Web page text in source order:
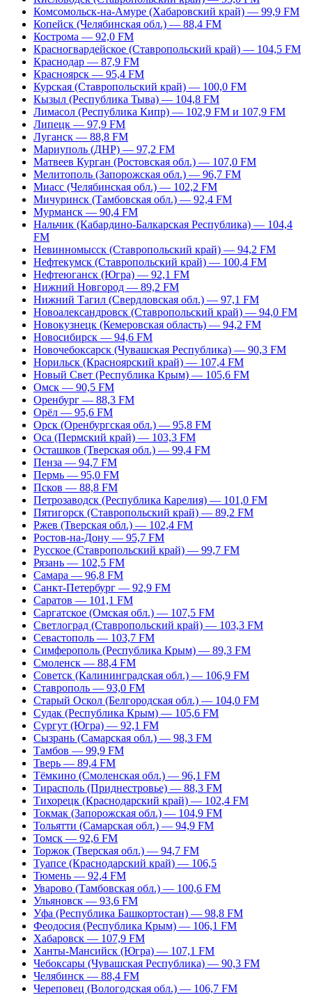
Комсомольск-на-Амуре (Хабаровский край) — 99,9 FM
Копейск (Челябинская обл.) — 88,4 FM
Кострома — 92,0 FM
Красногвардейское (Ставропольский край) — 104,5 FM
Краснодар — 87,9 FM
Красноярск — 95,4 FM
Курская (Ставропольский край) — 100,0 FM
Кызыл (Республика Тыва) — 104,8 FM
Лимасол (Республика Кипр) — 102,9 FM и 107,9 FM
Липецк — 97,9 FM
Луганск — 88,8 FM
Мариуполь (ДНР) — 97,2 FM
Матвеев Курган (Ростовская обл.) — 107,0 FM
Мелитополь (Запорожская обл.) — 96,7 FM
Миасс (Челябинская обл.) — 102,2 FM
Мичуринск (Тамбовская обл.) — 92,4 FM
Мурманск — 90,4 FM
Нальчик (Кабардино-Балкарская Республика) — 104,4
FM
Невинномысск (Ставропольский край) — 94,2 FM
Нефтекумск (Ставропольский край) — 100,4 FM
Нефтеюганск (Югра) — 92,1 FM
Нижний Новгород — 89,2 FM
Нижний Тагил (Свердловская обл.) — 97,1 FM
Новоалександровск (Ставропольский край) — 94,0 FM
Новокузнецк (Кемеровская область) — 94,2 FM
Новосибирск — 94,6 FM
Новочебоксарск (Чувашская Республика) — 90,3 FM
Норильск (Красноярский край) — 107,4 FM
Новый Свет (Республика Крым) — 105,6 FM
Омск — 90,5 FM
Оренбург — 88,3 FM
Орёл — 95,6 FM
Орск (Оренбургская обл.) — 95,8 FM
Оса (Пермский край) — 103,3 FM
Осташков (Тверская обл.) — 99,4 FM
Пенза — 94,7 FM
Пермь — 95,0 FM
Псков — 88,8 FM
Петрозаводск (Республика Карелия) — 101,0 FM
Пятигорск (Ставропольский край) — 89,2 FM
Ржев (Тверская обл.) — 102,4 FM
Ростов-на-Дону — 95,7 FM
Русское (Ставропольский край) — 99,7 FM
Рязань — 102,5 FM
Самара — 96,8 FM
Санкт-Петербург — 92,9 FM
Саратов — 101,1 FM
Саргатское (Омская обл.) — 107,5 FM
Светлоград (Ставропольский край) — 103,3 FM
Севастополь — 103,7 FM
Симферополь (Республика Крым) — 89,3 FM
Смоленск — 88,4 FM
Советск (Калининградская обл.) — 106,9 FM
Ставрополь — 93,0 FM
Старый Оскол (Белгородская обл.) — 104,0 FM
Судак (Республика Крым) — 105,6 FM
Сургут (Югра) — 92,1 FM
Сызрань (Самарская обл.) — 98,3 FM
Тамбов — 99,9 FM
Тверь — 89,4 FM
Тёмкино (Смоленская обл.) — 96,1 FM
Тирасполь (Приднестровье) — 88,3 FM
Тихорецк (Краснодарский край) — 102,4 FM
Токмак (Запорожская обл.) — 104,9 FM
Тольятти (Самарская обл.) — 94,9 FM
Томск — 92,6 FM
Торжок (Тверская обл.) — 94,7 FM
Туапсе (Краснодарский край) — 106,5
Тюмень — 92,4 FM
Уварово (Тамбовская обл.) — 100,6 FM
Ульяновск — 93,6 FM
Уфа (Республика Башкортостан) — 98,8 FM
Феодосия (Республика Крым) — 106,1 FM
Хабаровск — 107,9 FM
Ханты-Мансийск (Югра) — 107,1 FM
Чебоксары (Чувашская Республика) — 90,3 FM
Челябинск — 88,4 FM
Череповец (Вологодская обл.) — 106,7 FM